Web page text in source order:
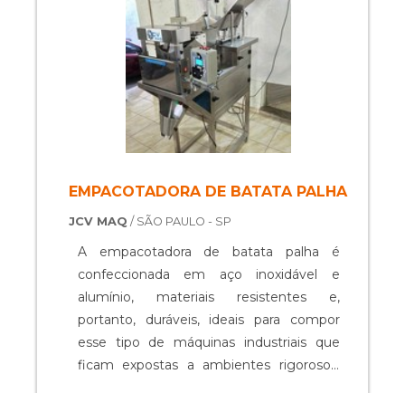
Galvanotek g540. Tem rótulo de uma
empresa comprometida com os serviços
e uma empresa responsável pela
entrega de seus produtos com
excelência, qualificações construídas por
focar suas ações no resultado final, tendo
escritório de alta qualidade onde são
Todos esses fatores, agregados a uma
equipe multidisciplinar de consultores
associados e equipe de alta qualidade,
garante a melhor experiência para os
clientes com qualidade. .
EMPACOTADORA DE BATATA PALHA
JCV MAQ / SÃO PAULO - SP
A empacotadora de batata palha é
confeccionada em aço inoxidável e
alumínio, materiais resistentes e,
portanto, duráveis, ideais para compor
esse tipo de máquinas industriais que
ficam expostas a ambientes rigorosos.